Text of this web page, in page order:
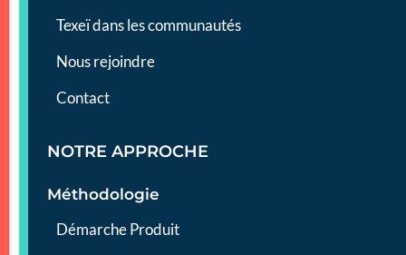
Texeï dans les communautés
Nous rejoindre
Contact
NOTRE APPROCHE
Méthodologie
Démarche Produit